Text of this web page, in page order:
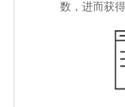
数，进而获